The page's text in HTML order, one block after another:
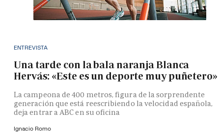
ENTREVISTA
Una tarde con la bala naranja Blanca
Hervás: «Este es un deporte muy puñetero»
La campeona de 400 metros, figura de la sorprendente
generación que está reescribiendo la velocidad española,
deja entrar a ABC en su oficina
Ignacio Romo